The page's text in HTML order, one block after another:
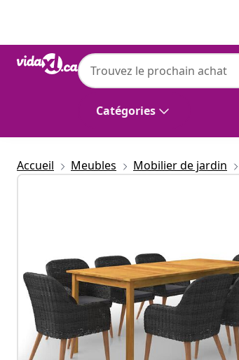
Catégories
vidaXL
Accueil Meubles Mobilier de jardin